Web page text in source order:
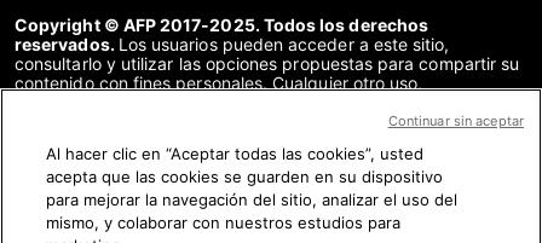
Copyright © AFP 2017-2025. Todos los derechos
reservados. Los usuarios pueden acceder a este sitio,
consultarlo y utilizar las opciones propuestas para compartir su
contenido con fines personales. Cualquier otro uso,
distribución del contenido de este sitio, en su totalidad o en
acuerdo específico firmado con la AFP, está estrictamente
prohibido. Los elementos analizados en cada verificación se
presentan o se enlazan en tanto en cuanto son necesarios para
la correcta comprensión de la verificación en cuestión. La AFP
no cuenta con derechos sobre los autores ni sobre los
Al hacer clic en “Aceptar todas las cookies”, usted
acepta que las cookies se guarden en su dispositivo
para mejorar la navegación del sitio, analizar el uso del
mismo, y colaborar con nuestros estudios para
Continuar sin aceptar